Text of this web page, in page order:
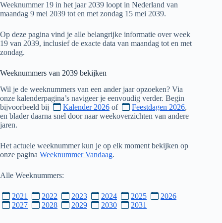
Weeknummer 19 in het jaar 2039 loopt in Nederland van
maandag 9 mei 2039 tot en met zondag 15 mei 2039.
Op deze pagina vind je alle belangrijke informatie over week
19 van 2039, inclusief de exacte data van maandag tot en met
zondag.
Weeknummers van 2039 bekijken
Wil je de weeknummers van een ander jaar opzoeken? Via
onze kalenderpagina’s navigeer je eenvoudig verder. Begin
bijvoorbeeld bij
Kalender 2026 of Feestdagen 2026,
en blader daarna snel door naar weekoverzichten van andere
jaren.
Het actuele weeknummer kun je op elk moment bekijken op
onze pagina Weeknummer Vandaag.
Alle Weeknummers:
2021 2022 2023 2024 2025
2026
2027
2028 2029 2030 2031